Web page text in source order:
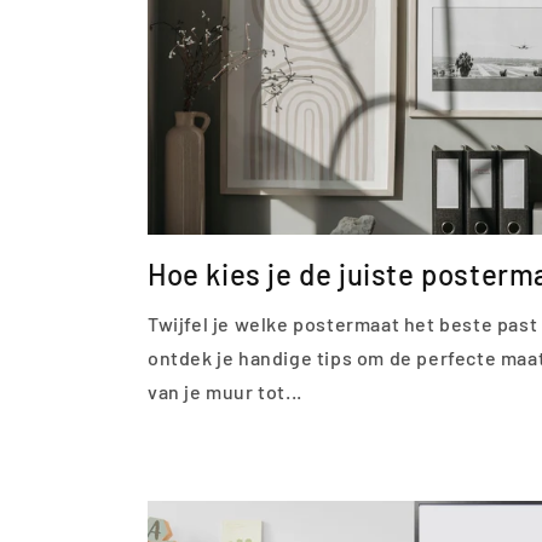
Hoe kies je de juiste
Twijfel je welke postermaat het beste past
ontdek je handige tips om de perfecte
van je muur tot...